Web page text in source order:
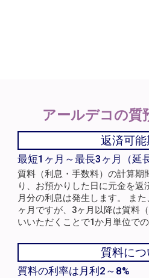
アールデコの質
返済可能
最短1ヶ月～最長3ヶ月（延
質料（利息・手数料）の計算期
り、お預かりした日に元金を返
月分の利息は発生します。 ま
ヶ月ですが、3ヶ月以降は質料
いいただくことで1か月単位で
質料につ
質料の利率は月利2～8%